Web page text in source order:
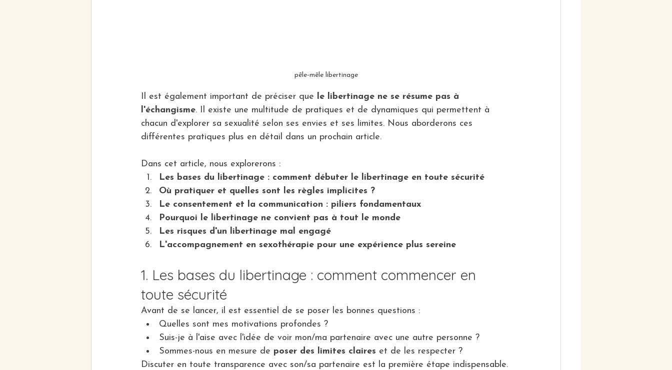
pêle-mêle libertinage
Il est également important de préciser que le libertinage ne se résume pas à
l'échangisme. Il existe une multitude de pratiques et de dynamiques qui permettent à
chacun d'explorer sa sexualité selon ses envies et ses limites. Nous aborderons ces
différentes pratiques plus en détail dans un prochain article.
Dans cet article, nous explorerons :
Les bases du libertinage : comment débuter le libertinage en toute sécurité
Où pratiquer et quelles sont les règles implicites ?
Le consentement et la communication : piliers fondamentaux
Pourquoi le libertinage ne convient pas à tout le monde
Les risques d'un libertinage mal engagé
L'accompagnement en sexothérapie pour une expérience plus sereine
1. Les bases du libertinage : comment commencer en
toute sécurité
Avant de se lancer, il est essentiel de se poser les bonnes questions :
Quelles sont mes motivations profondes ?
Suis-je à l'aise avec l'idée de voir mon/ma partenaire avec une autre personne ?
Sommes-nous en mesure de poser des limites claires et de les respecter ?
Discuter en toute transparence avec son/sa partenaire est la première étape indispensable.